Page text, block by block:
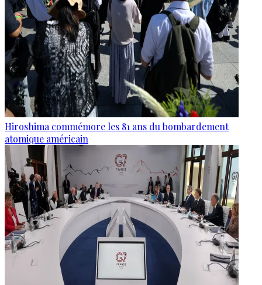
Hiroshima commémore les 81 ans du bombardement
atomique américain